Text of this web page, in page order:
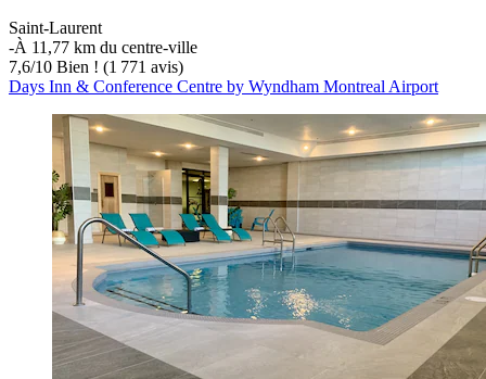
Saint-Laurent
‐À 11,77 km du centre-ville
7,6/10 Bien ! (1 771 avis)
Days Inn & Conference Centre by Wyndham Montreal Airport